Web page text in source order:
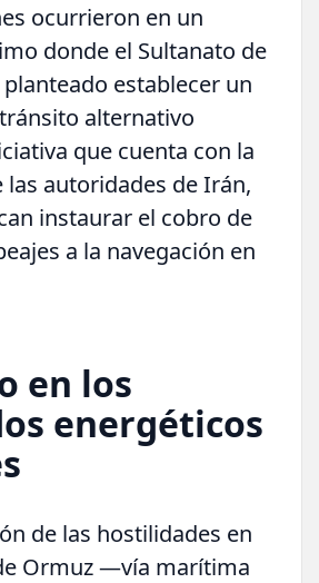
ocurrieron en un
donde el Sultanato de
establecer un
alternativo
que cuenta con la
las autoridades de Irán,
instaurar el cobro de
a la navegación en
en los
energéticos
de las hostilidades en
Ormuz —vía marítima